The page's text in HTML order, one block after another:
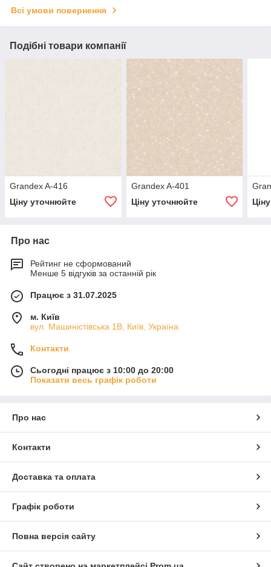
Всі умови повернення
Подібні товари компанії
Grandex A-416
Ціну уточнюйте
Grandex A-401
Ціну уточнюйте
Про нас
Рейтинг не сформований
Менше 5 відгуків за останній рік
Працює з 31.07.2025
м. Київ
вул. Машиністівська 1В, Київ, Україна
Контакти
Сьогодні працює з 10:00 до 20:00
Показати весь графік роботи
Про нас
Контакти
Доставка та оплата
Графік роботи
Повна версія сайту